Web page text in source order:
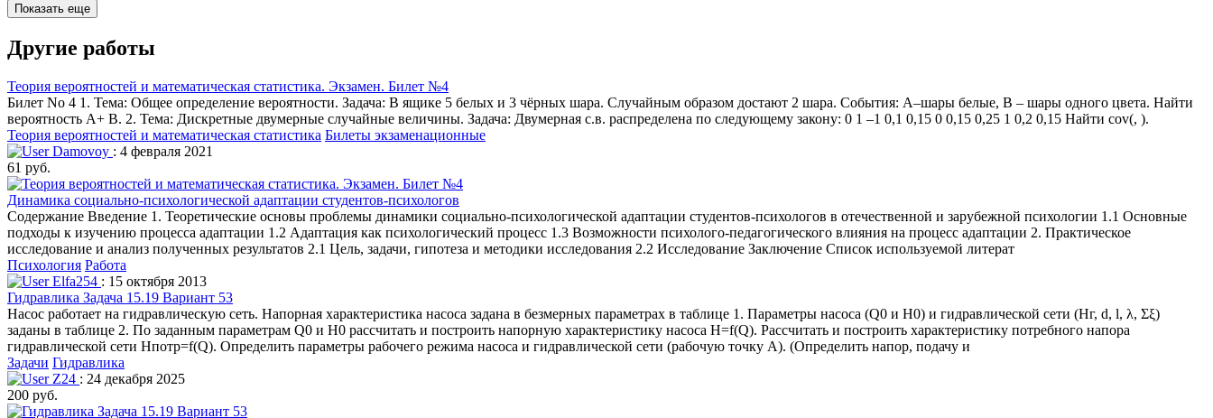
Показать еще
Другие работы
Теория вероятностей и математическая статистика. Экзамен. Билет №4
Билет No 4 1. Тема: Общее определение вероятности. Задача: В ящике 5 белых и 3 чёрных шара. Случайным образом достают 2 шара. События: А–шары белые, В – шары одного цвета. Найти
вероятность А+ В. 2. Тема: Дискретные двумерные случайные величины. Задача: Двумерная с.в. распределена по следующему закону: 0 1 –1 0,1 0,15 0 0,15 0,25 1 0,2 0,15 Найти cov(, ).
Теория вероятностей и математическая статистика Билеты экзаменационные
Damovoy : 4 февраля 2021
61 руб.
Динамика социально-психологической адаптации студентов-психологов
Содержание Введение 1. Теоретические основы проблемы динамики социально-психологической адаптации студентов-психологов в отечественной и зарубежной психологии 1.1 Основные
подходы к изучению процесса адаптации 1.2 Адаптация как психологический процесс 1.3 Возможности психолого-педагогического влияния на процесс адаптации 2. Практическое
исследование и анализ полученных результатов 2.1 Цель, задачи, гипотеза и методики исследования 2.2 Исследование Заключение Список используемой литерат
Психология Работа
Elfa254 : 15 октября 2013
Гидравлика Задача 15.19 Вариант 53
Насос работает на гидравлическую сеть. Напорная характеристика насоса задана в безмерных параметрах в таблице 1. Параметры насоса (Q0 и H0) и гидравлической сети (Нг, d, l, λ, Σξ)
заданы в таблице 2. По заданным параметрам Q0 и H0 рассчитать и построить напорную характеристику насоса H=f(Q). Рассчитать и построить характеристику потребного напора
гидравлической сети Нпотр=f(Q). Определить параметры рабочего режима насоса и гидравлической сети (рабочую точку A). (Определить напор, подачу и
Задачи Гидравлика
Z24 : 24 декабря 2025
200 руб.